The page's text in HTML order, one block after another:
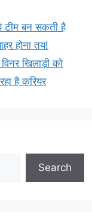
टीम बन सकती है
होना तय!
खिलाड़ी को
है करियर
Search